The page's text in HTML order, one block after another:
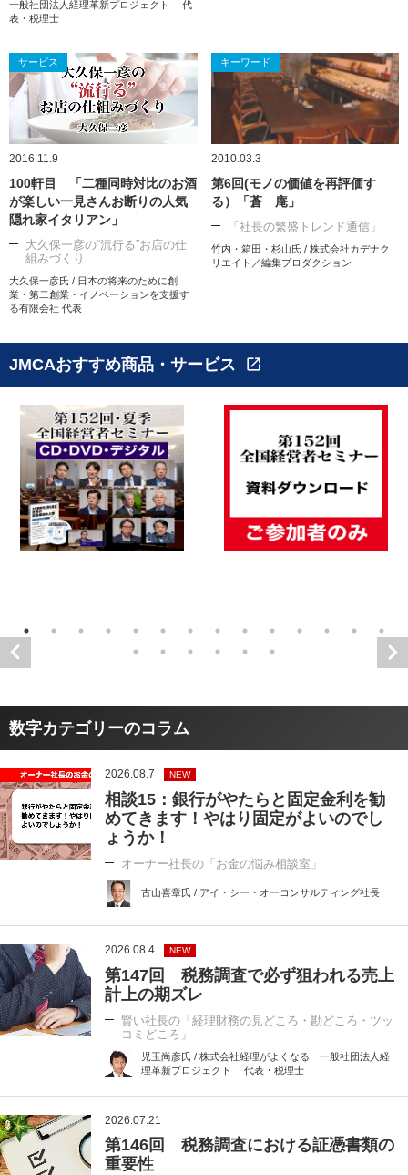
一般社団法人経理革新プロジェクト 代
表・税理士
サービス
2016.11.9
100軒目 「二種同時対比のお酒
が楽しい一見さんお断りの人気
隠れ家イタリアン」
大久保一彦の“流行る”お店の仕
組みづくり
大久保一彦氏 / 日本の将来のために創
業・第二創業・イノベーションを支援す
る有限会社 代表
キーワード
2010.03.3
第6回(モノの価値を再評価す
る）「蒼 庵」
「社長の繁盛トレンド通信」
竹内・箱田・杉山氏 / 株式会社カデナク
リエイト／編集プロダクション
JMCAおすすめ商品・サービス open_in_new
数字カテゴリーのコラム
2026.08.7 NEW
相談15：銀行がやたらと固定金利を勧
めてきます！やはり固定がよいのでし
ょうか！
オーナー社長の「お金の悩み相談室」
古山喜章氏 / アイ・シー・オーコンサルティング社長
2026.08.4 NEW
第147回 税務調査で必ず狙われる売上
計上の期ズレ
賢い社長の「経理財務の見どころ・勘どころ・ツッ
コミどころ」
児玉尚彦氏 / 株式会社経理がよくなる 一般社団法人経
理革新プロジェクト 代表・税理士
2026.07.21
第146回 税務調査における証憑書類の
重要性